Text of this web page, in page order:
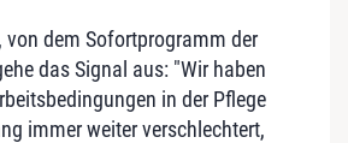
dem Sofortprogramm der
das Signal aus: "Wir haben
in der Pflege
immer weiter verschlechtert,